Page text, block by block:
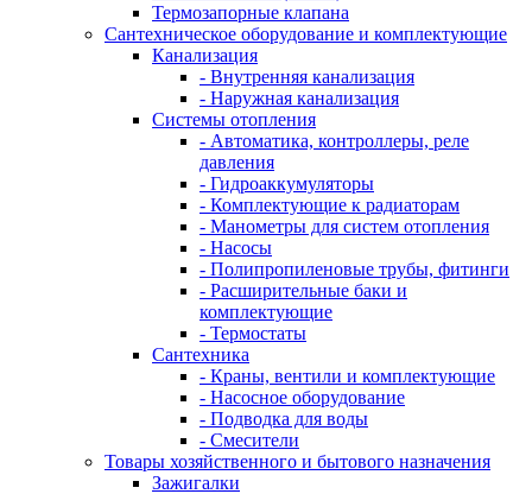
Термозапорные клапана
Сантехническое оборудование и комплектующие
Канализация
- Внутренняя канализация
- Наружная канализация
Системы отопления
- Автоматика, контроллеры, реле
давления
- Гидроаккумуляторы
- Комплектующие к радиаторам
- Манометры для систем отопления
- Насосы
- Полипропиленовые трубы, фитинги
- Расширительные баки и
комплектующие
- Термостаты
Сантехника
- Краны, вентили и комплектующие
- Насосное оборудование
- Подводка для воды
- Смесители
Товары хозяйственного и бытового назначения
Зажигалки